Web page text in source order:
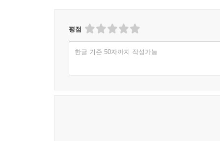
평점
한글 기준 50자까지 작성가능